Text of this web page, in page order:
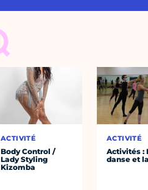
ACTIVITÉ
Body Control /
Lady Styling
Kizomba
ACTIVITÉ
Activités :
danse et